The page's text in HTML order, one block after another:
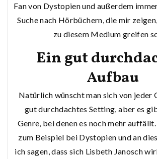
Fan von Dystopien und außerdem
Suche nach Hörbüchern, die mir
zu diesem Medium greifen
Ein gut
Aufbau
Natürlich wünscht man sich von jeder
gut durchdachtes Setting, aber es
Genre, bei denen es noch mehr
zum Beispiel bei Dystopien und an
ich sagen, dass sich Lisbeth Janosch